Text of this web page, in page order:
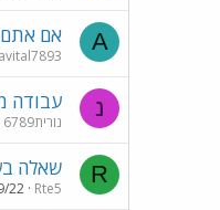
A אם אתם
avital7893
נ עבודה
נורית6789
R שאלה
Rte5
22